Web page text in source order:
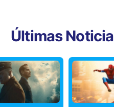
Últimas